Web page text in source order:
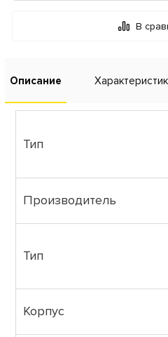
В
Описание
Тип
Производитель
Тип
Корпус